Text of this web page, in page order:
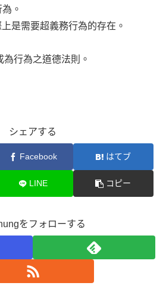
。
是需要超義務行為的存在。
行為之道德法則。
シェアする
Facebook はてブ
LINE コピー
をフォローする